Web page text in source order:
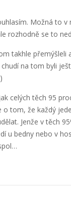
Možná to v
rozhodně se to
takhle přemýšleli
chudí na tom byli
celých těch 95
o tom, že každý
Jenže v těch
u bedny nebo v